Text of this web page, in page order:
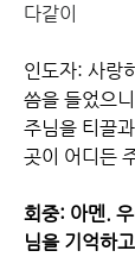
다같이
인도자: 사랑
씀을 들었으
주님을 티끌
곳이 어디든
회중: 아멘.
님을 기억하